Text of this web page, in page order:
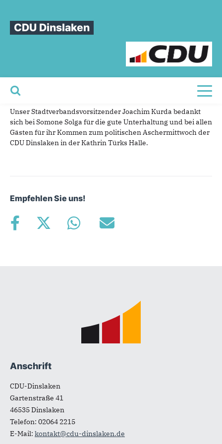
CDU Dinslaken
Sie sind hier
GelungenerAbend
05.03.2025
Ein gelungener Abend!
Unser Stadtverbandsvorsitzender Joachim Kurda bedankt
sich bei Somone Solga für die gute Unterhaltung und bei allen
Gästen für ihr Kommen zum politischen Aschermittwoch der
CDU Dinslaken in der Kathrin Türks Halle.
Empfehlen Sie uns!
Anschrift
CDU-Dinslaken
Gartenstraße 41
46535Dinslaken
Telefon: 02064 2215
E-Mail: kontakt@cdu-dinslaken.de